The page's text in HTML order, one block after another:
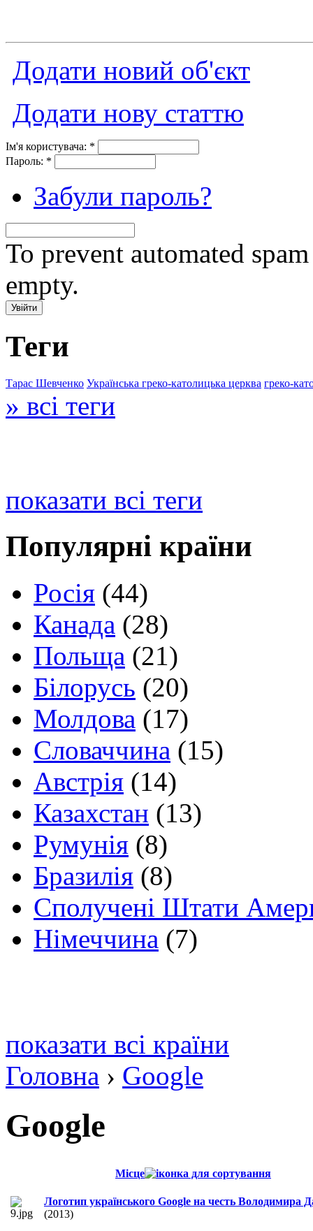
Додати новий об'єкт
Додати нову статтю
Ім'я користувача: *
Пароль: *
Забули пароль?
To prevent automated
empty.
Теги
Тарас Шевченко Українська греко-католицька церква греко-
» всі теги
показати всі теги
Популярні країни
Росія (44)
Канада (28)
Польща (21)
Білорусь (20)
Молдова (17)
Словаччина (15)
Австрія (14)
Казахстан (13)
Румунія (8)
Бразилія (8)
Сполучені Штати
Німеччина (7)
показати всі країни
Головна › Google
Google
Місце
Логотип українського Google на честь Володимира
(2013)